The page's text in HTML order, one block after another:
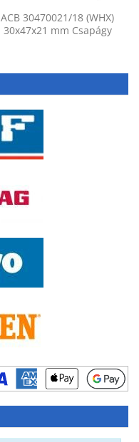
ACB 30470021/18 (WHX)
30x47x21 mm Csapágy